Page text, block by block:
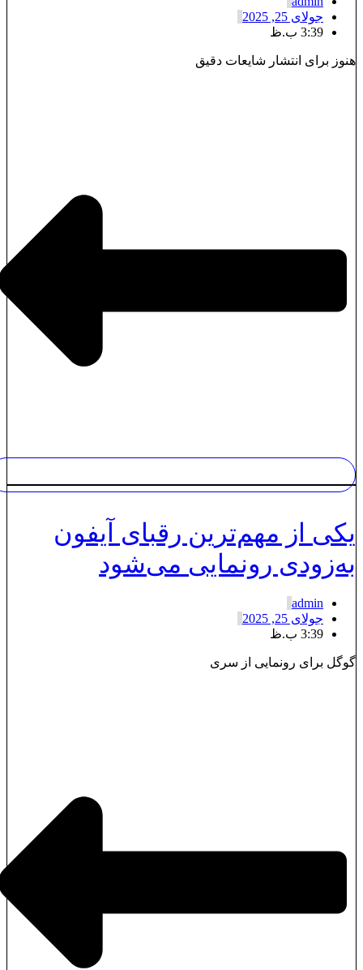
جولای 25, 2025
3:39 ب.ظ
برای انتشار شایعات دقیق
از مهم‌ترین رقبای آیفون
رونمایی می‌شود
admin
جولای 25, 2025
3:39 ب.ظ
برای رونمایی از سری